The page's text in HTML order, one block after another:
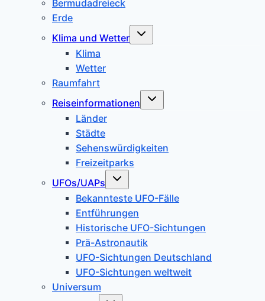
Bermudadreieck
Erde
Klima und Wetter
Untermenü
Klima
Wetter
Raumfahrt
Reiseinformationen
Untermenü
Länder
Städte
Sehenswürdigkeiten
Freizeitparks
UFOs/UAPs
Untermenü
Bekannteste UFO-Fälle
Entführungen
Historische UFO-Sichtungen
Prä-Astronautik
UFO-Sichtungen Deutschland
UFO-Sichtungen weltweit
Universum